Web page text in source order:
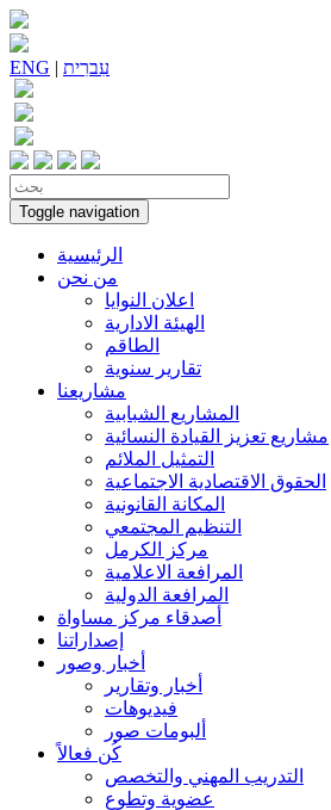
ENG | עִברִית
Toggle navigation
الرئيسية
من نحن
اعلان النوايا
الهيئة الادارية
الطاقم
تقارير سنوية
مشاريعنا
المشاريع الشبابية
مشاريع تعزيز القيادة النسائية
التمثيل الملائم
الحقوق الاقتصادية الاجتماعية
المكانة القانونية
التنظيم المجتمعي
مركز الكرمل
المرافعة الاعلامية
المرافعة الدولية
أصدقاء مركز مساواة
إصداراتنا
أخبار وصور
أخبار وتقارير
فيديوهات
ألبومات صور
كُن فعالاً
التدريب المهني والتخصص
عضوية وتطوع